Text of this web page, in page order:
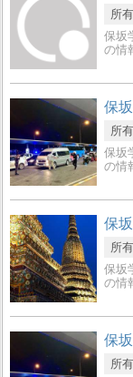
所
保坂
の情
保
所
保坂
の情
保
所
保坂
の情
保
所